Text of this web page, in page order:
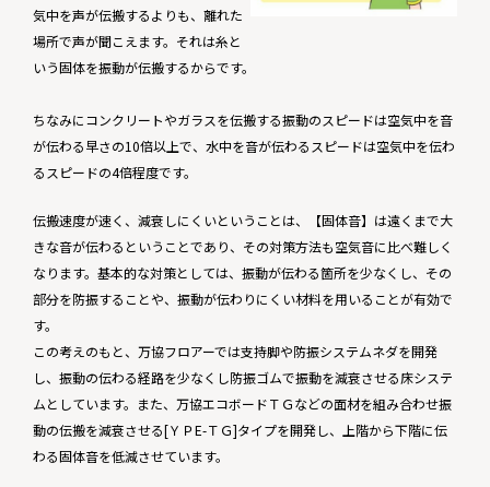
気中を声が伝搬するよりも、離れた
場所で声が聞こえます。それは糸と
いう固体を振動が伝搬するからです。
ちなみにコンクリートやガラスを伝搬する振動のスピードは空気中を音
が伝わる早さの10倍以上で、水中を音が伝わるスピードは空気中を伝わ
るスピードの4倍程度です。
伝搬速度が速く、減衰しにくいということは、【固体音】は遠くまで大
きな音が伝わるということであり、その対策方法も空気音に比べ難しく
なります。基本的な対策としては、振動が伝わる箇所を少なくし、その
部分を防振することや、振動が伝わりにくい材料を用いることが有効で
す。
この考えのもと、万協フロアーでは支持脚や防振システムネダを開発
し、振動の伝わる経路を少なくし防振ゴムで振動を減衰させる床システ
ムとしています。また、万協エコボードＴＧなどの面材を組み合わせ振
動の伝搬を減衰させる[ＹＰE-ＴＧ]タイプを開発し、上階から下階に伝
わる固体音を低減させています。